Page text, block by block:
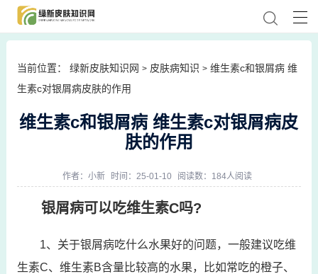
当前位置： 绿新皮肤知识网 > 皮肤病知识 > 维生素c和银屑病 维
生素c对银屑病皮肤的作用
维生素c和银屑病 维生素c对银屑病皮
肤的作用
作者： 小新 时间：25-01-10 阅读数：184人阅读
银屑病可以吃维生素C吗?
1、关于银屑病吃什么水果好的问题，一般建议吃维
生素C、维生素B含量比较高的水果，比如常吃的橙子、